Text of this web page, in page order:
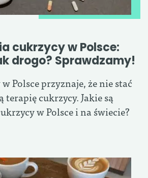
cukrzycy w Polsce:
drogo? Sprawdzamy!
Polsce przyznaje, że nie stać
cukrzycy. Jakie są
w Polsce i na świecie?